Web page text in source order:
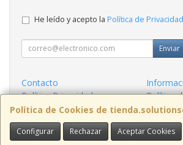
Política de Cookies de
Configurar Rechazar Aceptar Cookies
He leído y acepto la Política de Privacidad
Enviar
Contacto
Política Privacidad
Política
Condiciones de Compra
Formas
Contacto